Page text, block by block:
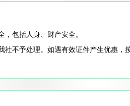
包括人身、财产安全。
不予处理。如遇有效证件产生优惠，